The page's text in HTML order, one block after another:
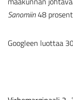
Sanomiin48
Googleen luottaa